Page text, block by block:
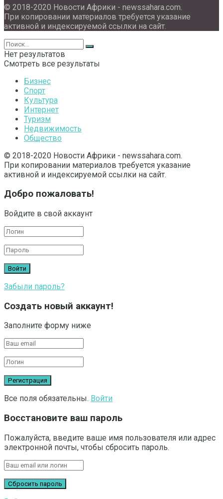
© 2018-2020 Новости Африки - newssahara.com.
При копировании материалов требуется указание
активной и индексируемой ссылки на сайт.
Нет результатов
Смотреть все результаты
Бизнес
Спорт
Культура
Интернет
Туризм
Недвижимость
Общество
© 2018-2020 Новости Африки - newssahara.com.
При копировании материалов требуется указание
активной и индексируемой ссылки на сайт.
Добро пожаловать!
Войдите в свой аккаунт
Забыли пароль?
Создать новый аккаунт!
Заполните форму ниже
Все поля обязательны. Войти
Восстановите ваш пароль
Пожалуйста, введите ваше имя пользователя или адрес
электронной почты, чтобы сбросить пароль.